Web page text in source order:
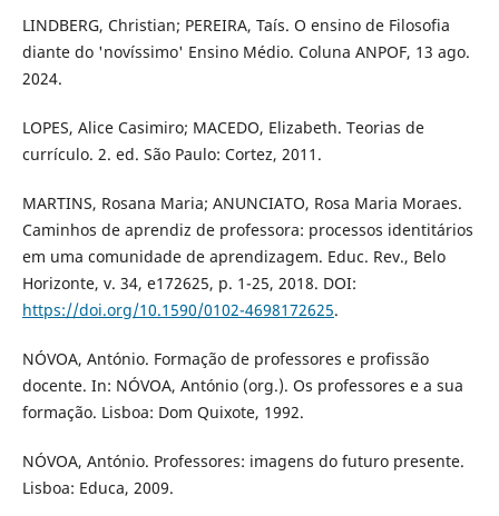
LINDBERG, Christian; PEREIRA, Taís. O ensino de Filosofia
diante do 'novíssimo' Ensino Médio. Coluna ANPOF, 13 ago.
2024.
LOPES, Alice Casimiro; MACEDO, Elizabeth. Teorias de
currículo. 2. ed. São Paulo: Cortez, 2011.
MARTINS, Rosana Maria; ANUNCIATO, Rosa Maria Moraes.
Caminhos de aprendiz de professora: processos identitários
em uma comunidade de aprendizagem. Educ. Rev., Belo
Horizonte, v. 34, e172625, p. 1-25, 2018. DOI:
https://doi.org/10.1590/0102-4698172625.
NÓVOA, António. Formação de professores e profissão
docente. In: NÓVOA, António (org.). Os professores e a sua
formação. Lisboa: Dom Quixote, 1992.
NÓVOA, António. Professores: imagens do futuro presente.
Lisboa: Educa, 2009.